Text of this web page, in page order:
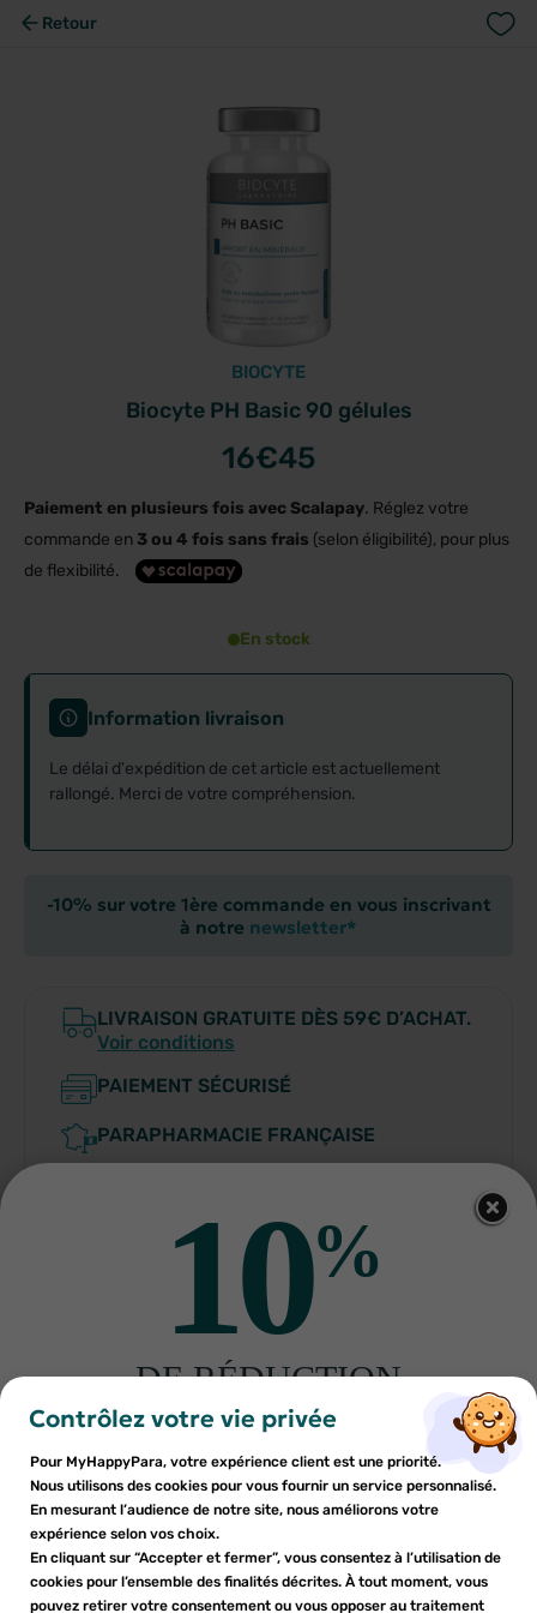
Retour
BIOCYTE
Biocyte PH Basic 90 gélules
16€45
Paiement en plusieurs fois avec Scalapay. Réglez votre
commande en 3 ou 4 fois sans frais (selon éligibilité), pour plus
de flexibilité.
En stock
Information livraison
Le délai d'expédition de cet article est actuellement
rallongé. Merci de votre compréhension.
-10% sur votre 1ère commande en vous inscrivant
à notre newsletter*
LIVRAISON GRATUITE DÈS 59€ D’ACHAT.
Voir conditions
PAIEMENT SÉCURISÉ
PARAPHARMACIE FRANÇAISE
Indications
Conditions d'utilisation
Composition
Fabriquant
Ajouter à ma liste d'envies ×
add_circle_outline
Créer une nouvelle liste
×
Nom de la liste d'envies
Annuler
×
Vous devez être connecté pour ajouter des produits à votre
liste d'envies.
Annuler
Contrôlez votre vie privée
Pour MyHappyPara, votre expérience client est une priorité.
Nous utilisons des cookies pour vous fournir un service personnalisé.
En mesurant l’audience de notre site, nous améliorons votre
expérience selon vos choix.
En cliquant sur “Accepter et fermer”, vous consentez à l’utilisation de
cookies pour l’ensemble des finalités décrites. À tout moment, vous
pouvez retirer votre consentement ou vous opposer au traitement
10%
DE RÉDUCTION
sur votre première commande
Inscrivez-vous à notre newsletter et profitez
d'une réduction sur votre première commande*